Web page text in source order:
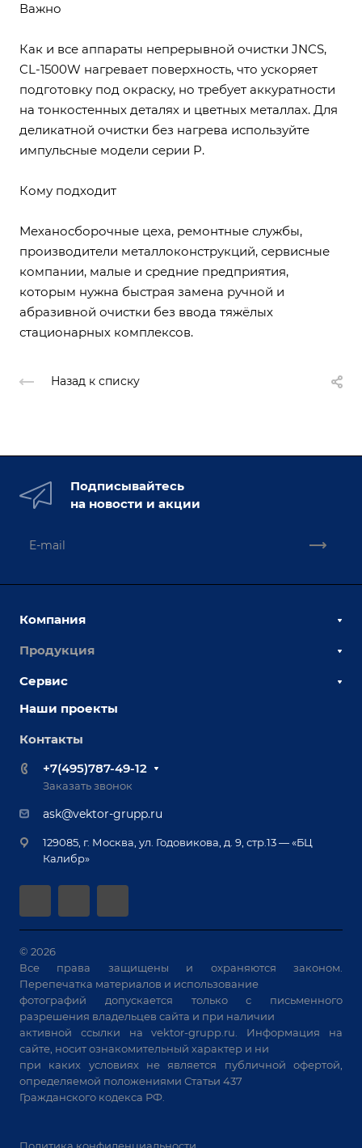
Важно
Как и все аппараты непрерывной очистки JNCS,
CL-1500W нагревает поверхность, что ускоряет
подготовку под окраску, но требует аккуратности
на тонкостенных деталях и цветных металлах. Для
деликатной очистки без нагрева используйте
импульсные модели серии P.
Кому подходит
Механосборочные цеха, ремонтные службы,
производители металлоконструкций, сервисные
компании, малые и средние предприятия,
которым нужна быстрая замена ручной и
абразивной очистки без ввода тяжёлых
стационарных комплексов.
Назад к списку
Подписывайтесь
на новости и акции
Компания
О компании
Выставки и мероприятия
Вопрос ответ
Реквизиты
Документы
Продукция
Сборочно-сварочные столы
Оснастка для сварочных столов
Оборудование для приварки крепежа
Приварной крепеж
Специализированные решения для сварки
Позиционеры и вращатели
Машины контактной сварки
Универсальные зажимы
Системы аспирации
Станки лазерной резки
Решения для учебных заведений
Сервис
Сервисное обслуживание
Обучение
Лизинг
Гарантия
автоматизации
Наши проекты
Контакты
+7(495)787-49-12
Заказать звонок
ask@vektor-grupp.ru
129085, г. Москва, ул. Годовикова, д. 9, стр.13 — «БЦ
Калибр»
© 2026
Все права защищены и охраняются законом.
Перепечатка материалов и использование
фотографий допускается только с письменного
разрешения владельцев сайта и при наличии
активной ссылки наvektor-grupp.ru . Информация на
сайте, носит ознакомительный характер и ни
при каких условиях не является публичной офертой,
определяемой положениями Статьи 437
Гражданского кодекса РФ.